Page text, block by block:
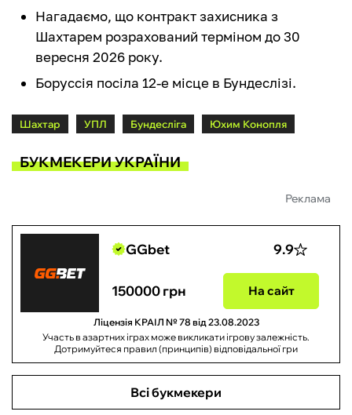
Нагадаємо, що контракт захисника з
Шахтарем розрахований терміном до 30
вересня 2026 року.
Боруссія посіла 12-е місце в Бундеслізі.
Шахтар УПЛ Бундесліга Юхим Конопля
БУКМЕКЕРИ УКРАЇНИ
Реклама
GGbet 9.9
150000 грн На сайт
Ліцензія КРАІЛ № 78 від 23.08.2023
Участь в азартних іграх може викликати ігрову залежність.
Дотримуйтеся правил (принципів) відповідальної гри
Всі букмекери